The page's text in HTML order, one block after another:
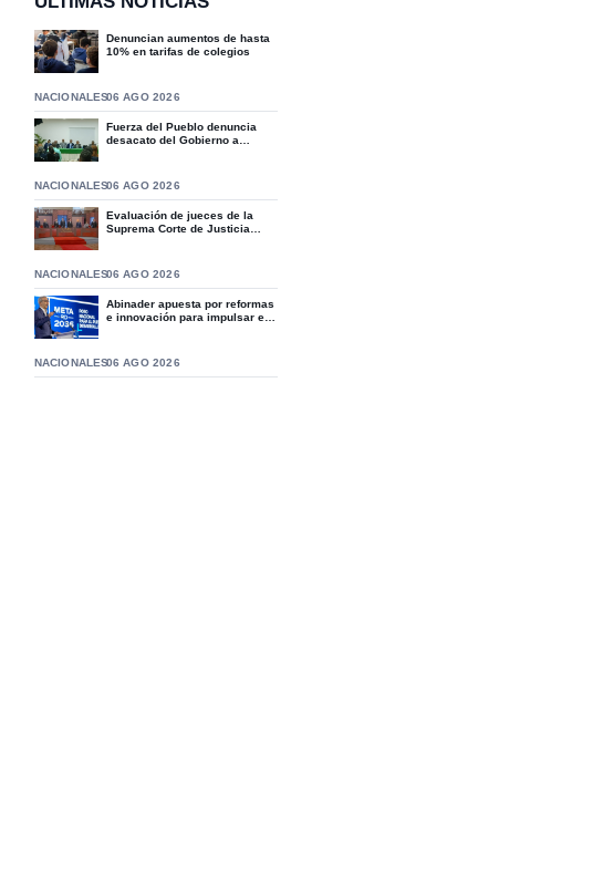
Denuncian aumentos de hasta
10% en tarifas de colegios
NACIONALES06 AGO 2026
Fuerza del Pueblo denuncia
desacato del Gobierno a
NACIONALES06 AGO 2026
Evaluación de jueces de la
Suprema Corte de Justicia
NACIONALES06 AGO 2026
Abinader apuesta por reformas
e innovación para impulsar el
NACIONALES06 AGO 2026